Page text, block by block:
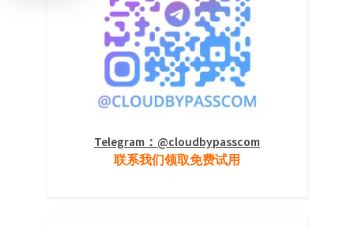
Telegram：@cloudbypasscom
联系我们领取免费试用